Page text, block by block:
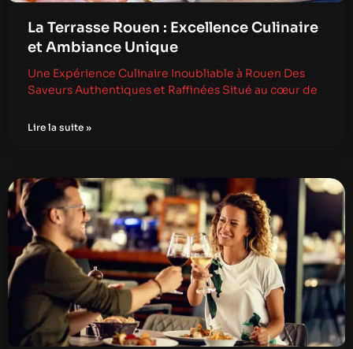
La Terrasse Rouen : Excellence Culinaire
et Ambiance Unique
Une Expérience Culinaire Inoubliable à Rouen Des
Saveurs Authentiques et Raffinées Situé au cœur de
Lire la suite »